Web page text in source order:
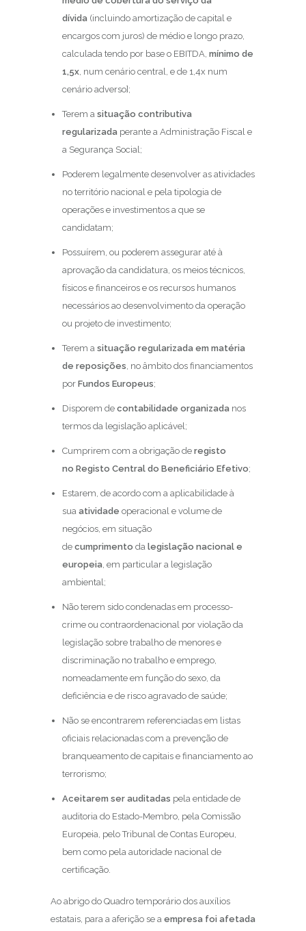
dívida(incluindo amortização de capital e
encargos com juros) de médio e longo prazo,
calculada tendo por base o EBITDA, mínimo de
1,5x, num cenário central, e de 1,4x num
cenário adverso];
Terem a situação contributiva
regularizadaperante a Administração Fiscal e
a Segurança Social;
Poderem legalmente desenvolver as atividades
no território nacional e pela tipologia de
operações e investimentos a que se
candidatam;
Possuírem, ou poderem assegurar até à
aprovação da candidatura, os meios técnicos,
físicos e financeiros e os recursos humanos
necessários ao desenvolvimento da operação
ou projeto de investimento;
Terem a situação regularizada em matéria
de reposições, no âmbito dos financiamentos
por Fundos Europeus;
Disporem de contabilidade organizadanos
termos da legislação aplicável;
Cumprirem com a obrigação de registo
no Registo Central do Beneficiário Efetivo;
Estarem, de acordo com a aplicabilidade à
sua atividade operacional e volume de
negócios, em situação
de cumprimento da legislação nacional e
europeia, em particular a legislação
ambiental;
Não terem sido condenadas em processo-
crime ou contraordenacional por violação da
legislação sobre trabalho de menores e
discriminação no trabalho e emprego,
nomeadamente em função do sexo, da
deficiência e de risco agravado de saúde;
Não se encontrarem referenciadas em listas
oficiais relacionadas com a prevenção de
branqueamento de capitais e financiamento ao
terrorismo;
Aceitarem ser auditadas pela entidade de
auditoria do Estado-Membro, pela Comissão
Europeia, pelo Tribunal de Contas Europeu,
bem como pela autoridade nacional de
certificação.
Ao abrigo do Quadro temporário dos auxílios
estatais, para a aferição se a empresa foi afetada